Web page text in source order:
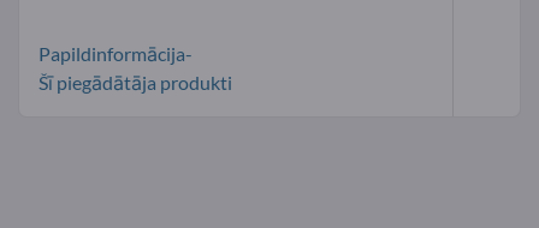
Papildinformācija-
Šī piegādātāja produkti